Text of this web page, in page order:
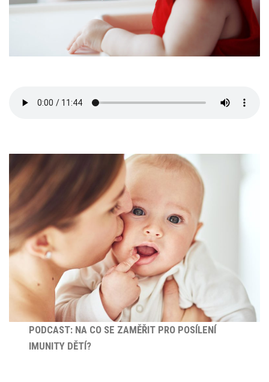
PODCAST: NA CO SE ZAMĚŘIT PRO POSÍLENÍ
IMUNITY DĚTÍ?